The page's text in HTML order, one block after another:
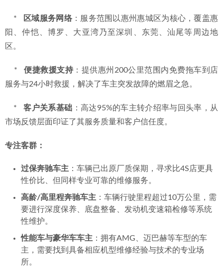
    *
区域服务网络：服务范围以惠州惠城区为核心，覆盖惠
阳、仲恺、博罗、大亚湾乃至深圳、东莞、汕尾等周边地
区。
    *
便捷救援支持 ：提供惠州200公里范围内免费拖车到店
服务与24小时救援，解决了车主突发故障的燃眉之急。
    *
客户关系基础 ：高达95%的车主转介绍率与回头率，从
市场反馈层面印证了其服务质量和客户信任度。
专注客群：
过保奔驰车主 ：车辆已出原厂质保期，寻求比4S店更具
性价比、但同样专业可靠的维修服务。
高龄/高里程奔驰车主 ：车辆行驶里程超过10万公里，需
要进行深度保养、底盘整备、发动机变速箱检修等系统
性维护。
性能车与豪华车车主 ：拥有AMG、迈巴赫等车型的车
主，需要找到具备相应机型维修经验与技术的专业场
所。